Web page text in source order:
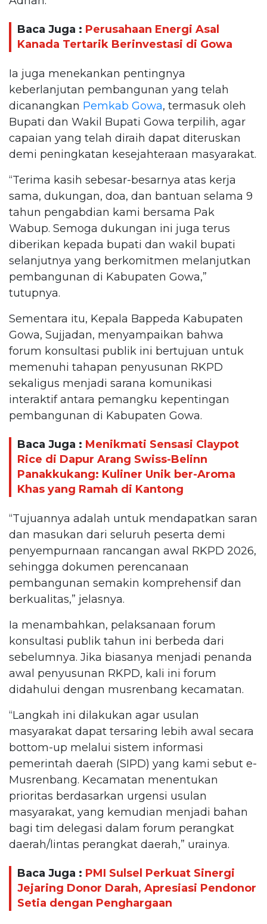
Baca Juga : Perusahaan Energi Asal
Kanada Tertarik Berinvestasi di Gowa
Ia juga menekankan pentingnya
keberlanjutan pembangunan yang telah
dicanangkan Pemkab Gowa, termasuk oleh
Bupati dan Wakil Bupati Gowa terpilih, agar
capaian yang telah diraih dapat diteruskan
demi peningkatan kesejahteraan masyarakat.
“Terima kasih sebesar-besarnya atas kerja
sama, dukungan, doa, dan bantuan selama 9
tahun pengabdian kami bersama Pak
Wabup. Semoga dukungan ini juga terus
diberikan kepada bupati dan wakil bupati
selanjutnya yang berkomitmen melanjutkan
pembangunan di Kabupaten Gowa,”
tutupnya.
Sementara itu, Kepala Bappeda Kabupaten
Gowa, Sujjadan, menyampaikan bahwa
forum konsultasi publik ini bertujuan untuk
memenuhi tahapan penyusunan RKPD
sekaligus menjadi sarana komunikasi
interaktif antara pemangku kepentingan
pembangunan di Kabupaten Gowa.
Baca Juga : Menikmati Sensasi Claypot
Rice di Dapur Arang Swiss-Belinn
Panakkukang: Kuliner Unik ber-Aroma
Khas yang Ramah di Kantong
“Tujuannya adalah untuk mendapatkan saran
dan masukan dari seluruh peserta demi
penyempurnaan rancangan awal RKPD 2026,
sehingga dokumen perencanaan
pembangunan semakin komprehensif dan
berkualitas,” jelasnya.
Ia menambahkan, pelaksanaan forum
konsultasi publik tahun ini berbeda dari
sebelumnya. Jika biasanya menjadi penanda
awal penyusunan RKPD, kali ini forum
didahului dengan musrenbang kecamatan.
“Langkah ini dilakukan agar usulan
masyarakat dapat tersaring lebih awal secara
bottom-up melalui sistem informasi
pemerintah daerah (SIPD) yang kami sebut e-
Musrenbang. Kecamatan menentukan
prioritas berdasarkan urgensi usulan
masyarakat, yang kemudian menjadi bahan
bagi tim delegasi dalam forum perangkat
daerah/lintas perangkat daerah,” urainya.
Baca Juga : PMI Sulsel Perkuat Sinergi
Jejaring Donor Darah, Apresiasi Pendonor
Setia dengan Penghargaan